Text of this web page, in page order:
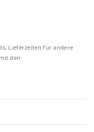
Lieferzeiten für andere
den